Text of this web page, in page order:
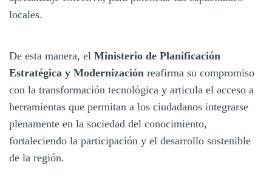
locales.
De esta manera, el Ministerio de Planificación
Estratégica y Modernización reafirma su compromiso
con la transformación tecnológica y articula el acceso a
herramientas que permitan a los ciudadanos integrarse
plenamente en la sociedad del conocimiento,
fortaleciendo la participación y el desarrollo sostenible
de la región.